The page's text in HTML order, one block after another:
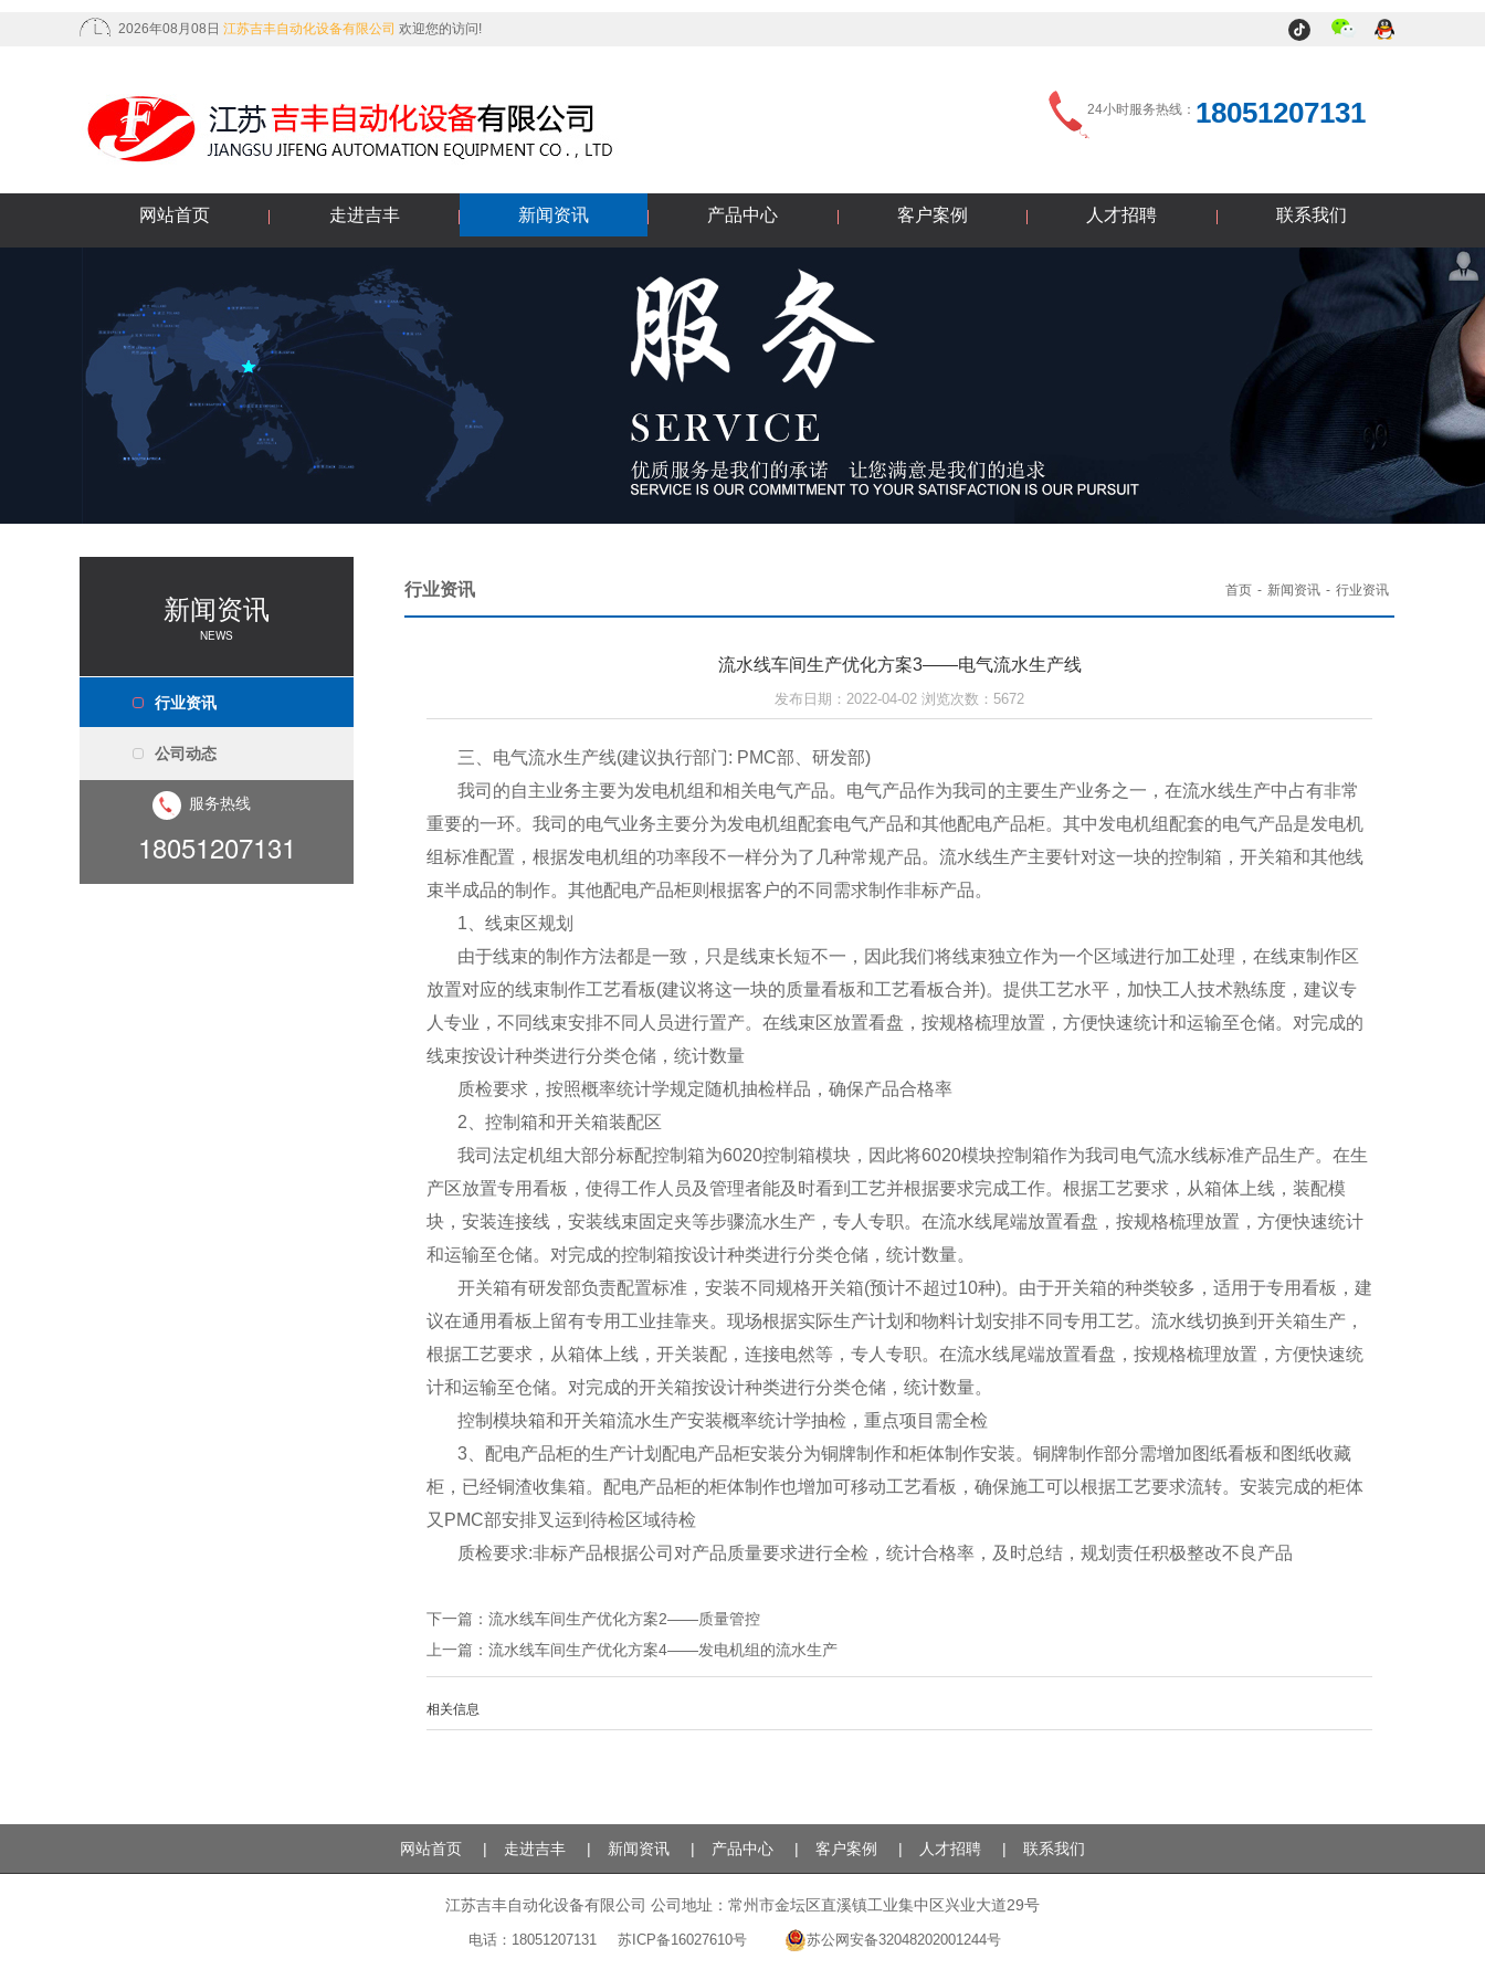
2026年08月08日 江苏吉丰自动化设备有限公司 欢迎您的访问!
24小时服务热线： 18051207131
网站首页 走进吉丰 新闻资讯 产品中心 客户案例 人才招聘 联系我们
新闻资讯
NEWS
行业资讯
公司动态
服务热线
18051207131
首页 - 新闻资讯 - 行业资讯
行业资讯
流水线车间生产优化方案3——电气流水生产线
发布日期：2022-04-02 浏览次数：5672
三、电气流水生产线(建议执行部门: PMC部、研发部)
我司的自主业务主要为发电机组和相关电气产品。电气产品作为我司的主要生产业务之一，在流水线生产中占有非常
重要的一环。我司的电气业务主要分为发电机组配套电气产品和其他配电产品柜。其中发电机组配套的电气产品是发电机
组标准配置，根据发电机组的功率段不一样分为了几种常规产品。流水线生产主要针对这一块的控制箱，开关箱和其他线
束半成品的制作。其他配电产品柜则根据客户的不同需求制作非标产品。
1 、线束区规划
由于线束的制作方法都是一致，只是线束长短不一，因此我们将线束独立作为一个区域进行加工处理，在线束制作区
放置对应的线束制作工艺看板(建议将这一块的质量看板和工艺看板合并)。提供工艺水平，加快工人技术熟练度，建议专
人专业，不同线束安排不同人员进行置产。在线束区放置看盘，按规格梳理放置，方便快速统计和运输至仓储。对完成的
线束按设计种类进行分类仓储，统计数量
质检要求，按照概率统计学规定随机抽检样品，确保产品合格率
2 、控制箱和开关箱装配区
我司法定机组大部分标配控制箱为6020控制箱模块，因此将6020模块控制箱作为我司电气流水线标准产品生产。在生
产区放置专用看板，使得工作人员及管理者能及时看到工艺并根据要求完成工作。根据工艺要求，从箱体上线，装配模
块，安装连接线，安装线束固定夹等步骤流水生产，专人专职。在流水线尾端放置看盘，按规格梳理放置，方便快速统计
和运输至仓储。对完成的控制箱按设计种类进行分类仓储，统计数量。
开关箱有研发部负责配置标准，安装不同规格开关箱(预计不超过10种)。由于开关箱的种类较多，适用于专用看板，建
议在通用看板上留有专用工业挂靠夹。现场根据实际生产计划和物料计划安排不同专用工艺。流水线切换到开关箱生产，
根据工艺要求，从箱体上线，开关装配，连接电然等，专人专职。在流水线尾端放置看盘，按规格梳理放置，方便快速统
计和运输至仓储。对完成的开关箱按设计种类进行分类仓储，统计数量。
控制模块箱和开关箱流水生产安装概率统计学抽检，重点项目需全检
3 、配电产品柜的生产计划配电产品柜安装分为铜牌制作和柜体制作安装。铜牌制作部分需增加图纸看板和图纸收藏
柜，已经铜渣收集箱。配电产品柜的柜体制作也增加可移动工艺看板，确保施工可以根据工艺要求流转。安装完成的柜体
又 PMC部安排叉运到待检区域待检
质检要求:非标产品根据公司对产品质量要求进行全检，统计合格率，及时总结，规划责任积极整改不良产品
下一篇： 流水线车间生产优化方案2——质量管控
上一篇： 流水线车间生产优化方案4——发电机组的流水生产
相关信息
网站首页 | 走进吉丰 | 新闻资讯 | 产品中心 | 客户案例 | 人才招聘 | 联系我们
江苏吉丰自动化设备有限公司 公司地址： 常州市金坛区直溪镇工业集中区兴业大道29号
电话： 18051207131 苏ICP备16027610号 苏公网安备32048202001244号